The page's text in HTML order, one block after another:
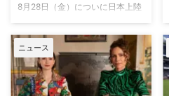
8月28日（金）についに日本上陸
ド・ライバルリー』。そのシーズ
ン2の新カップル役が分かった。
米Deadlineが報じている。 シー
ズン1の主要カップルも引き続き
出演 『ヒーテッド・ライバルリ
ニュース